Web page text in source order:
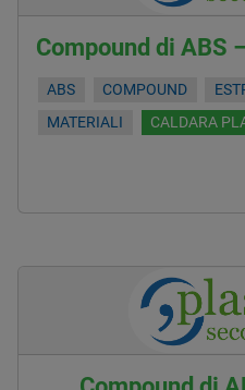
Compound di ABS
ABS COMPOUND
MATERIALI
CALDARA